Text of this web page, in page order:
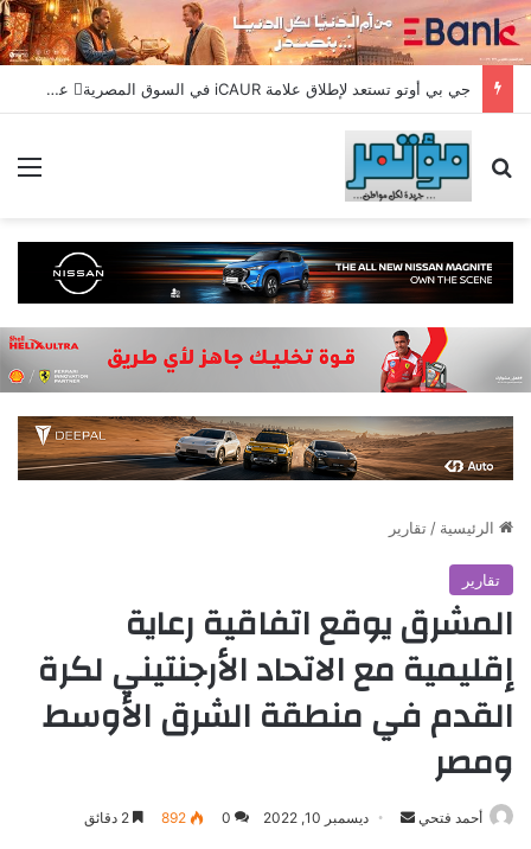
جي بي أوتو تستعد لإطلاق علامة iCAUR في السوق المصرية علامة عالمية جديدة لسيارات الطاقة الجديدة تجمع بين التكنولوجيا الذكية والتصميم الجريء وروح المغامر
بحث عن
الرئيسية / تقارير
تقارير
المشرق يوقع اتفاقية رعاية
إقليمية مع الاتحاد الأرجنتيني لكرة
القدم في منطقة الشرق الأوسط
ومصر
أحمد فتحي
أرسل ديسمبر 10, 2022 0
892